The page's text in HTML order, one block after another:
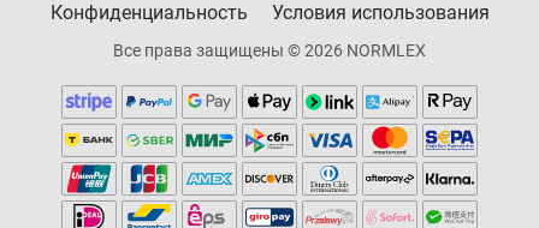
Конфиденциальность Условия использования
Все права защищены © 2026 NORMLEX